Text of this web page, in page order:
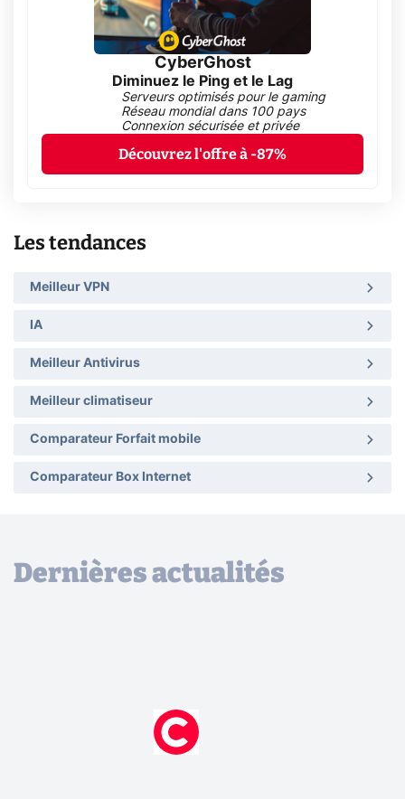
CyberGhost
Diminuez le Ping et le Lag
Serveurs optimisés pour le gaming
Réseau mondial dans 100 pays
Connexion sécurisée et privée
Découvrez l'offre à -87%
Les tendances
Meilleur VPN
IA
Meilleur Antivirus
Meilleur climatiseur
Comparateur Forfait mobile
Comparateur Box Internet
Dernières actualités